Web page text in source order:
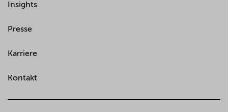
Insights
Presse
Karriere
Kontakt